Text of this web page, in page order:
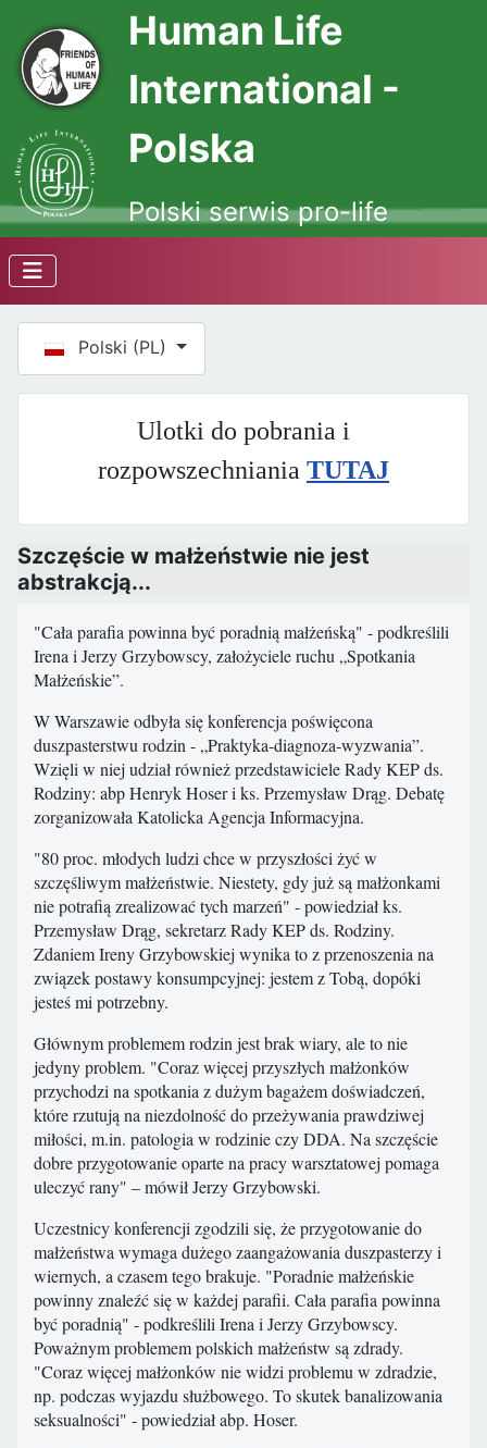
Human Life
International -
Polska
Polski serwis pro-life
Wybierz swój język
Polski (PL)
Ulotki do pobrania i
rozpowszechniania TUTAJ
Szczęście w małżeństwie nie jest
abstrakcją...
"Cała parafia powinna być poradnią małżeńską" - podkreślili
Irena i Jerzy Grzybowscy, założyciele ruchu „Spotkania
Małżeńskie”.
W Warszawie odbyła się konferencja poświęcona
duszpasterstwu rodzin - „Praktyka-diagnoza-wyzwania”.
Wzięli w niej udział również przedstawiciele Rady KEP ds.
Rodziny: abp Henryk Hoser i ks. Przemysław Drąg. Debatę
zorganizowała Katolicka Agencja Informacyjna.
"80 proc. młodych ludzi chce w przyszłości żyć w
szczęśliwym małżeństwie. Niestety, gdy już są małżonkami
nie potrafią zrealizować tych marzeń" - powiedział ks.
Przemysław Drąg, sekretarz Rady KEP ds. Rodziny.
Zdaniem Ireny Grzybowskiej wynika to z przenoszenia na
związek postawy konsumpcyjnej: jestem z Tobą, dopóki
jesteś mi potrzebny.
Głównym problemem rodzin jest brak wiary, ale to nie
jedyny problem. "Coraz więcej przyszłych małżonków
przychodzi na spotkania z dużym bagażem doświadczeń,
które rzutują na niezdolność do przeżywania prawdziwej
miłości, m.in. patologia w rodzinie czy DDA. Na szczęście
dobre przygotowanie oparte na pracy warsztatowej pomaga
uleczyć rany" – mówił Jerzy Grzybowski.
Uczestnicy konferencji zgodzili się, że przygotowanie do
małżeństwa wymaga dużego zaangażowania duszpasterzy i
wiernych, a czasem tego brakuje. "Poradnie małżeńskie
powinny znaleźć się w każdej parafii. Cała parafia powinna
być poradnią" - podkreślili Irena i Jerzy Grzybowscy.
Poważnym problemem polskich małżeństw są zdrady.
"Coraz więcej małżonków nie widzi problemu w zdradzie,
np. podczas wyjazdu służbowego. To skutek banalizowania
seksualności" - powiedział abp. Hoser.